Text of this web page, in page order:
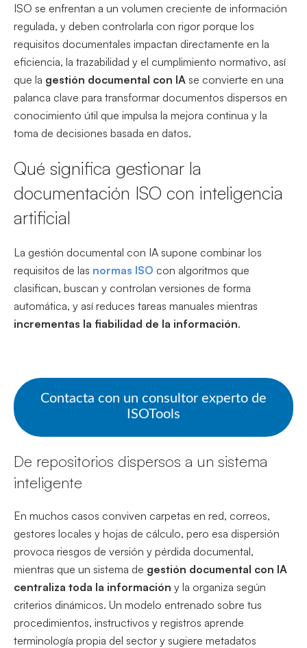
ISO se enfrentan a un volumen creciente de información
regulada, y deben controlarla con rigor porque los
requisitos documentales impactan directamente en la
eficiencia, la trazabilidad y el cumplimiento normativo, así
que la gestión documental con IA se convierte en una
palanca clave para transformar documentos dispersos en
conocimiento útil que impulsa la mejora continua y la
toma de decisiones basada en datos.
Qué significa gestionar la
documentación ISO con inteligencia
artificial
La gestión documental con IA supone combinar los
requisitos de las normas ISO con algoritmos que
clasifican, buscan y controlan versiones de forma
automática, y así reduces tareas manuales mientras
incrementas la fiabilidad de la información.
Contacta con un consultor experto de
ISOTools
De repositorios dispersos a un sistema
inteligente
En muchos casos conviven carpetas en red, correos,
gestores locales y hojas de cálculo, pero esa dispersión
provoca riesgos de versión y pérdida documental,
mientras que un sistema de gestión documental con IA
centraliza toda la información y la organiza según
criterios dinámicos. Un modelo entrenado sobre tus
procedimientos, instructivos y registros aprende
terminología propia del sector y sugiere metadatos